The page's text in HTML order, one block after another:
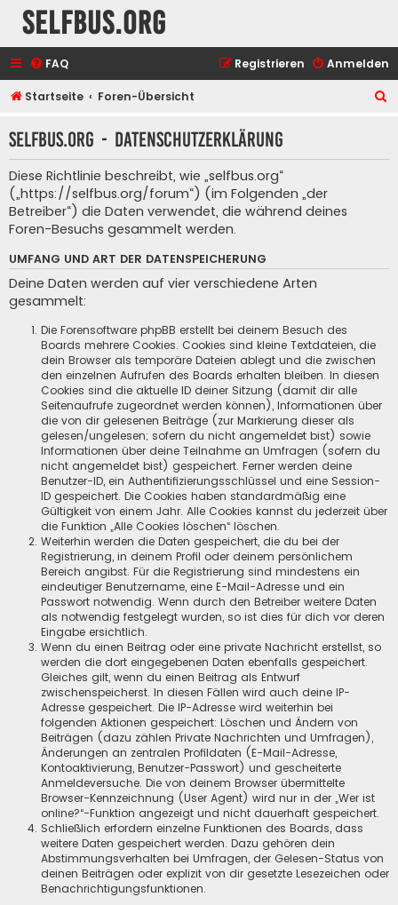
selfbus.org
FAQ Anmelden
Registrieren
Startseite Foren-Übersicht
h
selfbus.org - Datenschutzerklärung
Diese Richtlinie beschreibt, wie „selfbus.org“
(„https://selfbus.org/forum“) (im Folgenden „der
Betreiber“) die Daten verwendet, die während deines
Foren-Besuchs gesammelt werden.
UMFANG UND ART DER DATENSPEICHERUNG
Deine Daten werden auf vier verschiedene Arten
gesammelt:
Die Forensoftware phpBB erstellt bei deinem Besuch des
Boards mehrere Cookies. Cookies sind kleine Textdateien, die
dein Browser als temporäre Dateien ablegt und die zwischen
den einzelnen Aufrufen des Boards erhalten bleiben. In diesen
Cookies sind die aktuelle ID deiner Sitzung (damit dir alle
Seitenaufrufe zugeordnet werden können), Informationen über
die von dir gelesenen Beiträge (zur Markierung dieser als
gelesen/ungelesen; sofern du nicht angemeldet bist) sowie
Informationen über deine Teilnahme an Umfragen (sofern du
nicht angemeldet bist) gespeichert. Ferner werden deine
Benutzer-ID, ein Authentifizierungsschlüssel und eine Session-
ID gespeichert. Die Cookies haben standardmäßig eine
Gültigkeit von einem Jahr. Alle Cookies kannst du jederzeit über
die Funktion „Alle Cookies löschen“ löschen.
Weiterhin werden die Daten gespeichert, die du bei der
Registrierung, in deinem Profil oder deinem persönlichem
Bereich angibst. Für die Registrierung sind mindestens ein
eindeutiger Benutzername, eine E-Mail-Adresse und ein
Passwort notwendig. Wenn durch den Betreiber weitere Daten
als notwendig festgelegt wurden, so ist dies für dich vor deren
Eingabe ersichtlich.
Wenn du einen Beitrag oder eine private Nachricht erstellst, so
werden die dort eingegebenen Daten ebenfalls gespeichert.
Gleiches gilt, wenn du einen Beitrag als Entwurf
zwischenspeicherst. In diesen Fällen wird auch deine IP-
Adresse gespeichert. Die IP-Adresse wird weiterhin bei
folgenden Aktionen gespeichert: Löschen und Ändern von
Beiträgen (dazu zählen Private Nachrichten und Umfragen),
Änderungen an zentralen Profildaten (E-Mail-Adresse,
Kontoaktivierung, Benutzer-Passwort) und gescheiterte
Anmeldeversuche. Die von deinem Browser übermittelte
Browser-Kennzeichnung (User Agent) wird nur in der „Wer ist
online?“-Funktion angezeigt und nicht dauerhaft gespeichert.
Schließlich erfordern einzelne Funktionen des Boards, dass
weitere Daten gespeichert werden. Dazu gehören dein
Abstimmungsverhalten bei Umfragen, der Gelesen-Status von
deinen Beiträgen oder explizit von dir gesetzte Lesezeichen oder
Benachrichtigungsfunktionen.